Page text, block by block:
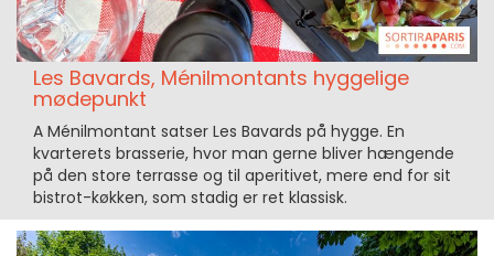
Les Bavards, Ménilmontants hyggelige
mødepunkt
A Ménilmontant satser Les Bavards på hygge. En
kvarterets brasserie, hvor man gerne bliver hængende
på den store terrasse og til aperitivet, mere end for sit
bistrot-køkken, som stadig er ret klassisk.